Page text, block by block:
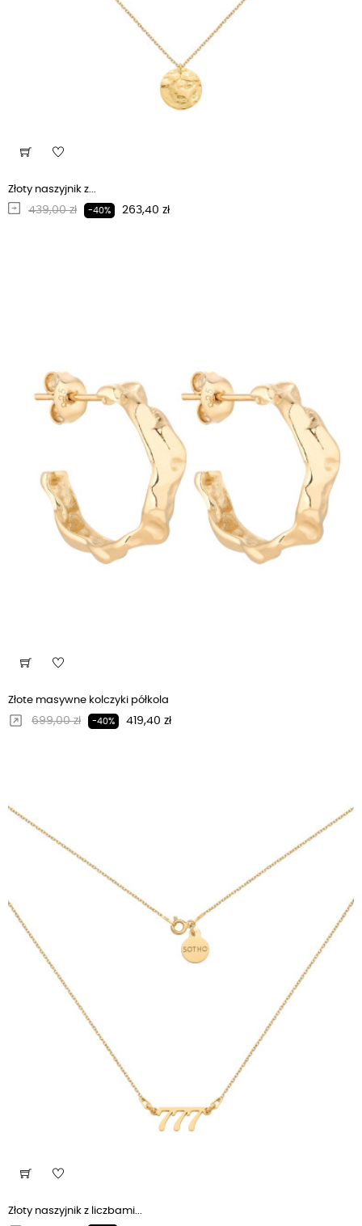
Złoty naszyjnik z...
Regularna cena
439,00 zł -40% Cena
263,40 zł
Złote masywne kolczyki półkola
Regularna cena
699,00 zł -40% Cena
419,40 zł
Złoty naszyjnik z liczbami...